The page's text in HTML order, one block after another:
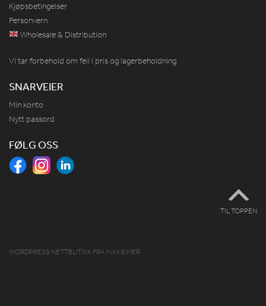
Kjøpsbetingelser
Personvern
Wholesale & Distribution
Vi tar forbehold om feil i pris og lagerbeholdning
SNARVEIER
Min konto
Nytt passord
FØLG OSS
TIL TOPPEN
WORDPRESS NETTBUTIKK FRA MAKSIMER